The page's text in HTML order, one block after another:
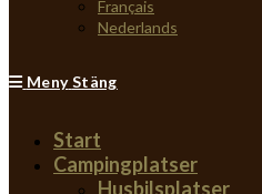
Français
Nederlands
Meny Stäng
Start
Campingplatser
Husbilsplatser